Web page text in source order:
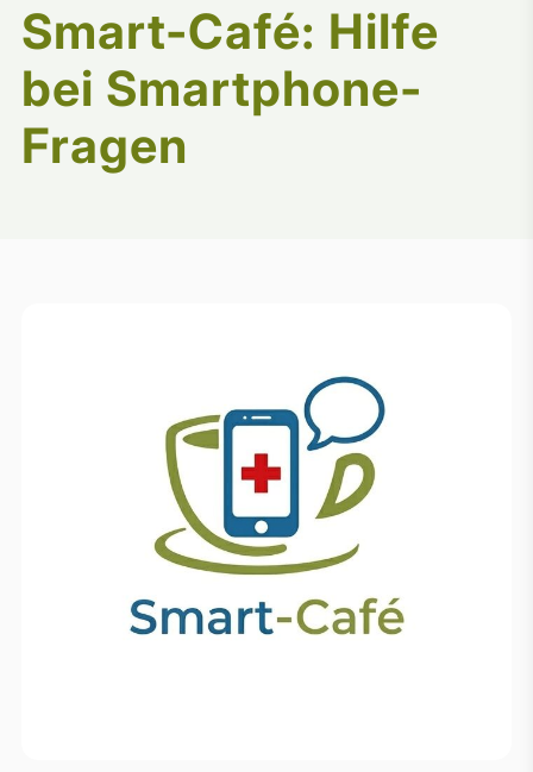
Smart-Café: Hilfe
bei Smartphone-
Fragen